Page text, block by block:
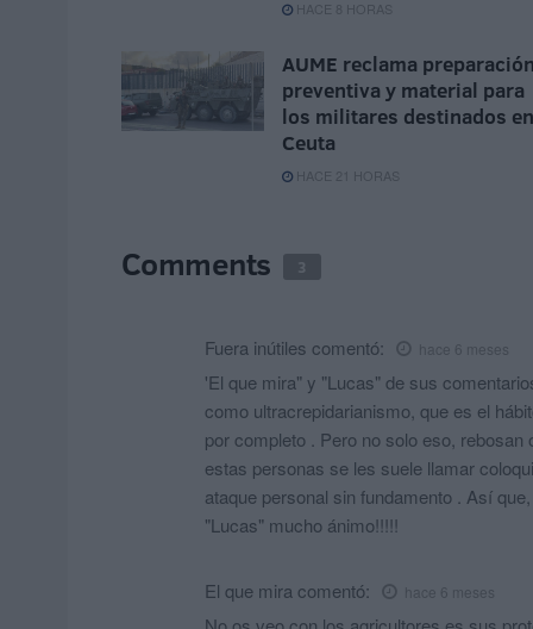
HACE 8 HORAS
AUME reclama preparación
preventiva y material para
los militares destinados en
Ceuta
HACE 21 HORAS
Comments 3
Fuera inútiles comentó: hace 6 meses
'El que mira" y "Lucas" de sus
como ultracrepidarianismo, que es el
por completo . Pero no solo eso,
estas personas se les suele llamar
ataque personal sin fundamento . Así
"Lucas" mucho ánimo!!!!!
El que mira comentó: hace 6 meses